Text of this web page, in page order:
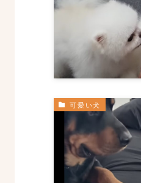
可愛い犬